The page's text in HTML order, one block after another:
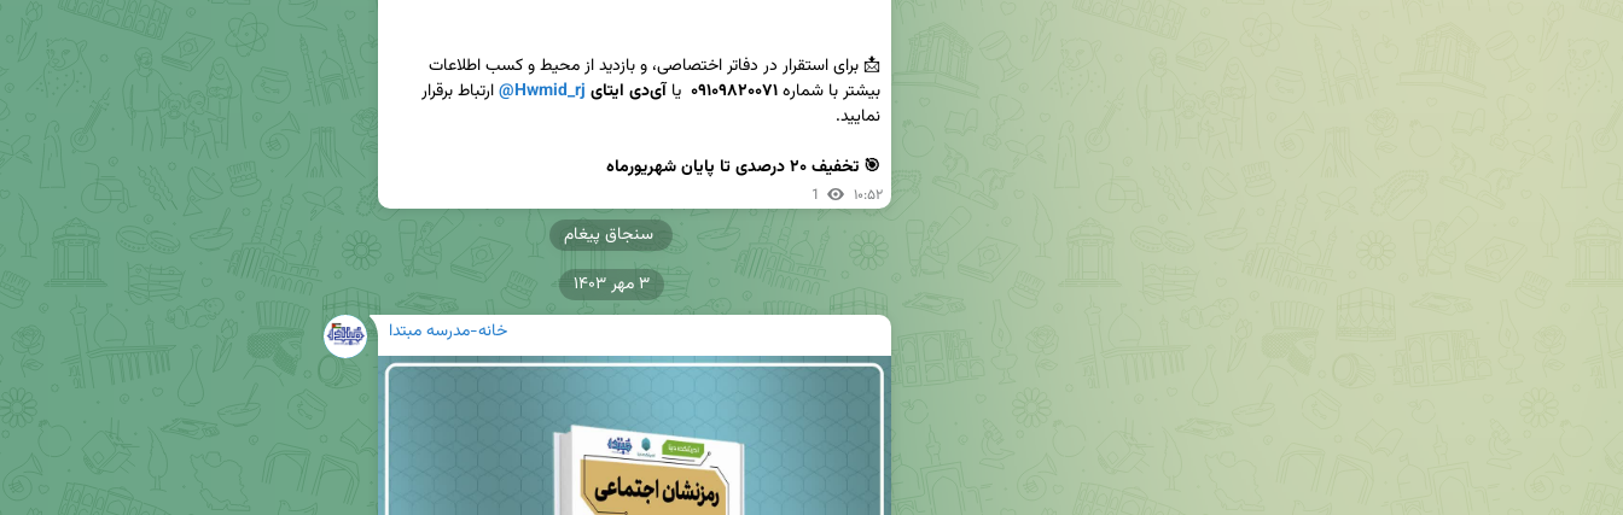
بیشتر با شماره ۰۹۱۰۹۸۲۰۰۷۱
  یا
آی‌دی ایتای @Hwmid_rj
🎯 تخفیف ۲۰ درصدی تا پایان شهریورماه
1 ۱۰:۵۲
سنجاق پیغام
خانه-مدرسه مبتدا
۳ مهر ۱۴۰۳